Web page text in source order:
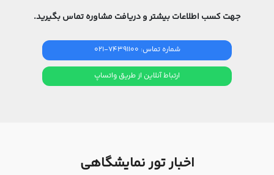
جهت کسب اطلاعات بیشتر و دریافت مشاوره تماس بگیرید.
شماره تماس: 74391100-021
ارتباط آنلاین از طریق واتساپ
اخبار تور نمایشگاهی